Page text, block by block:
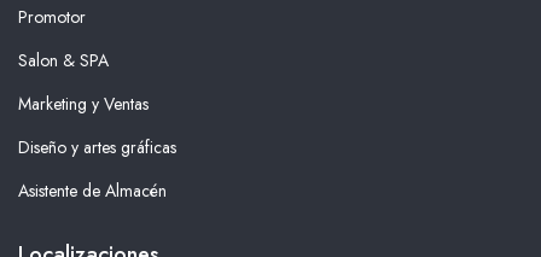
Promotor
Salon & SPA
Marketing y Ventas
Diseño y artes gráficas
Asistente de Almacén